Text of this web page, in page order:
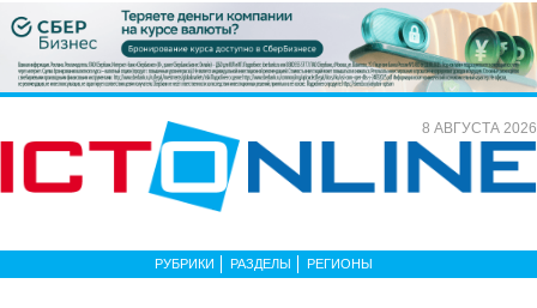
8 АВГУСТА 2026
РУБРИКИ РАЗДЕЛЫ РЕГИОНЫ